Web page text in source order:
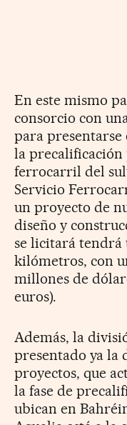
En este mismo
consorcio con
para presentarse
la precalificación
ferrocarril del
Servicio
un proyecto de
diseño y
se licitará tendrá
kilómetros, con
millones de
euros).
Además, la
presentado ya la
proyectos, que
la fase de
ubican en